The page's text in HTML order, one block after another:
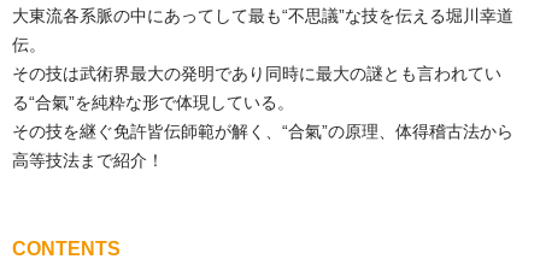
大東流各系脈の中にあってして最も“不思議”な技を伝える堀川幸道
伝。
その技は武術界最大の発明であり同時に最大の謎とも言われてい
る“合氣”を純粋な形で体現している。
その技を継ぐ免許皆伝師範が解く、“合氣”の原理、体得稽古法から
高等技法まで紹介！
CONTENTS